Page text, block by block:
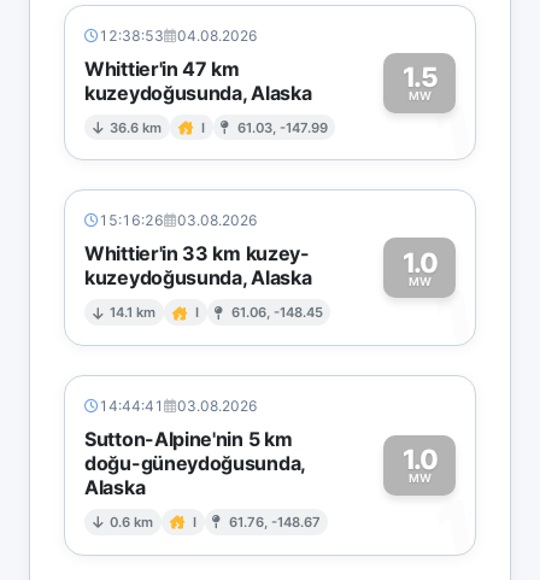
12:38:53 04.08.2026
Whittier'in 47 km
kuzeydoğusunda, Alaska
36.6 km I 61.03, -147.99
1.5
MW1
15:16:26 03.08.2026
Whittier'in 33 km kuzey-
kuzeydoğusunda, Alaska
14.1 km I 61.06, -148.45
1.0
MW1
14:44:41 03.08.2026
Sutton-Alpine'nin 5 km
doğu-güneydoğusunda,
Alaska
0.6 km I 61.76, -148.67
1.0
MW
1